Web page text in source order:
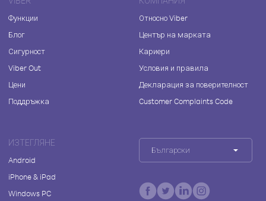
Функции
Блог
Сигурност
Viber Out
Цени
Поддръжка
Относно Viber
Център на марката
Кариери
Условия и правила
Декларация за поверителност
Customer Complaints Code
ИЗТЕГЛЯНЕ
Android
iPhone & iPad
Windows PC
Български